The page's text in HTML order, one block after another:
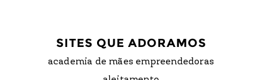
SITES QUE ADORAMOS
academia de mães empreendedoras